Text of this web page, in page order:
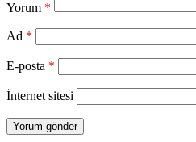
Yorum *
Ad *
E-posta *
İnternet sitesi